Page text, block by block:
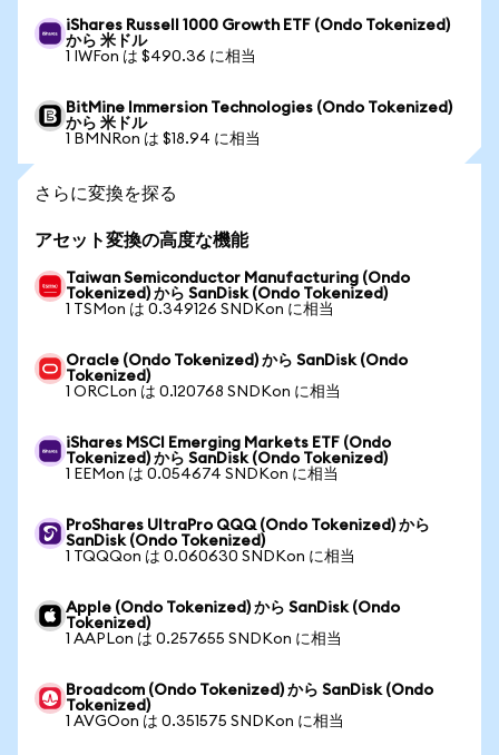
iShares Russell 1000 Growth ETF (Ondo Tokenized)
から 米ドル
1 IWFon は $490.36 に相当
BitMine Immersion Technologies (Ondo Tokenized)
から 米ドル
1 BMNRon は $18.94 に相当
さらに変換を探る
アセット変換の高度な機能
Taiwan Semiconductor Manufacturing (Ondo
Tokenized) から SanDisk (Ondo Tokenized)
1 TSMon は 0.349126 SNDKon に相当
Oracle (Ondo Tokenized) から SanDisk (Ondo
Tokenized)
1 ORCLon は 0.120768 SNDKon に相当
iShares MSCI Emerging Markets ETF (Ondo
Tokenized) から SanDisk (Ondo Tokenized)
1 EEMon は 0.054674 SNDKon に相当
ProShares UltraPro QQQ (Ondo Tokenized) から
SanDisk (Ondo Tokenized)
1 TQQQon は 0.060630 SNDKon に相当
Apple (Ondo Tokenized) から SanDisk (Ondo
Tokenized)
1 AAPLon は 0.257655 SNDKon に相当
Broadcom (Ondo Tokenized) から SanDisk (Ondo
Tokenized)
1 AVGOon は 0.351575 SNDKon に相当